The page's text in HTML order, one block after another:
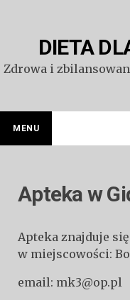
DIETA
Zdrowa i
MENU
Apteka w
Apteka znajduje
w miejscowości:
email: mk3@op.pl